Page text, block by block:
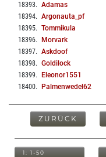
18393. Adamas
18394. Argonauta_pf
18395. Tommikula
18396. Morvark
18397. Askdoof
18398. Goldilock
18399. Eleonor1551
18400. Palmenwedel62
ZURÜCK
1: 1-50